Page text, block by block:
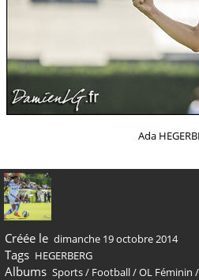
Ada
Créée le dimanche 19 octobre 2014
Tags HEGERBERG
Albums Sports/ Football/OL Féminin /